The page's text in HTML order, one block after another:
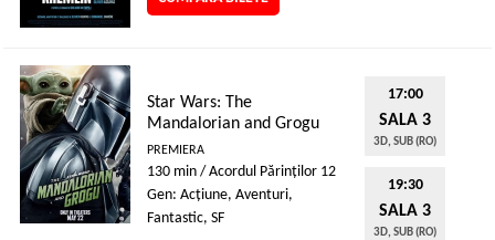
Star Wars: The
Mandalorian and Grogu
PREMIERA
130 min / Acordul Părinţilor 12
Gen: Acţiune, Aventuri,
Fantastic, SF
17:00
SALA 3
3D, SUB (RO)
19:30
SALA 3
3D, SUB (RO)